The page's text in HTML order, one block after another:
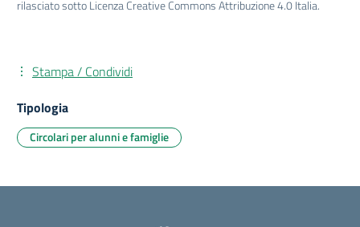
rilasciato sotto Licenza Creative Commons Attribuzione 4.0 Italia.
Stampa / Condividi
Tipologia
Circolari per alunni e famiglie